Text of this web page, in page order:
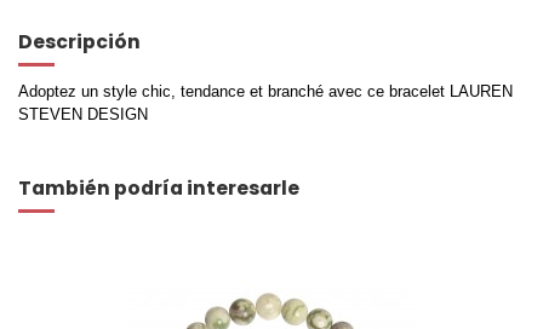
Descripción
Adoptez un style chic, tendance et branché avec ce bracelet LAUREN
STEVEN DESIGN
También podría interesarle